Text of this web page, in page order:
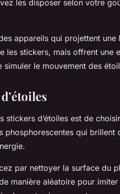
les disposer selon votre
appareils qui projettent une
les stickers, mais offrent une
le mouvement des
stickers d’étoiles est de
qui brillent
par nettoyer la surface du
manière aléatoire pour